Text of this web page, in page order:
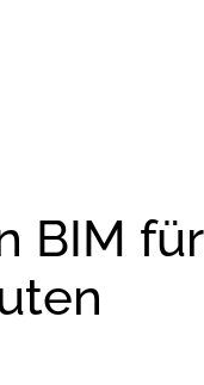
BIM für